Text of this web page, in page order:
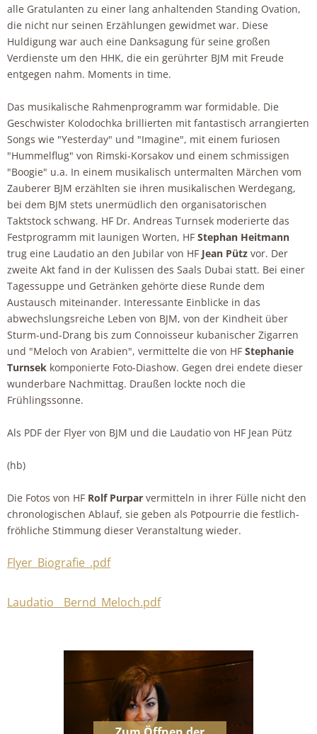
alle Gratulanten zu einer lang anhaltenden Standing Ovation,
die nicht nur seinen Erzählungen gewidmet war. Diese
Huldigung war auch eine Danksagung für seine großen
Verdienste um den HHK, die ein gerührter BJM mit Freude
entgegen nahm. Moments in time.
Das musikalische Rahmenprogramm war formidable. Die
Geschwister Kolodochka brillierten mit fantastisch arrangierten
Songs wie "Yesterday" und "Imagine", mit einem furiosen
"Hummelflug" von Rimski-Korsakov und einem schmissigen
"Boogie" u.a. In einem musikalisch untermalten Märchen vom
Zauberer BJM erzählten sie ihren musikalischen Werdegang,
bei dem BJM stets unermüdlich den organisatorischen
Taktstock schwang. HF Dr. Andreas Turnsek moderierte das
Festprogramm mit launigen Worten, HF Stephan Heitmann
trug eine Laudatio an den Jubilar von HF Jean Pütz vor. Der
zweite Akt fand in der Kulissen des Saals Dubai statt. Bei einer
Tagessuppe und Getränken gehörte diese Runde dem
Austausch miteinander. Interessante Einblicke in das
abwechslungsreiche Leben von BJM, von der Kindheit über
Sturm-und-Drang bis zum Connoisseur kubanischer Zigarren
und "Meloch von Arabien", vermittelte die von HF Stephanie
Turnsek komponierte Foto-Diashow. Gegen drei endete dieser
wunderbare Nachmittag. Draußen lockte noch die
Frühlingssonne.
Als PDF der Flyer von BJM und die Laudatio von HF Jean Pütz
(hb)
Die Fotos von HF Rolf Purpar vermitteln in ihrer Fülle nicht den
chronologischen Ablauf, sie geben als Potpourrie die festlich-
fröhliche Stimmung dieser Veranstaltung wieder.
Flyer_Biografie_.pdf
Laudatio__Bernd_Meloch.pdf